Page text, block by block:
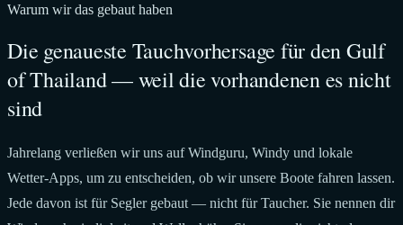
Warum wir das gebaut haben
Die genaueste Tauchvorhersage für den Gulf
of Thailand — weil die vorhandenen es nicht
sind
Jahrelang verließen wir uns auf Windguru, Windy und lokale
Wetter-Apps, um zu entscheiden, ob wir unsere Boote fahren lassen.
Jede davon ist für Segler gebaut — nicht für Taucher. Sie nennen dir